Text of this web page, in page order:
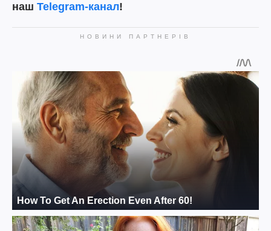
наш Telegram-канал!